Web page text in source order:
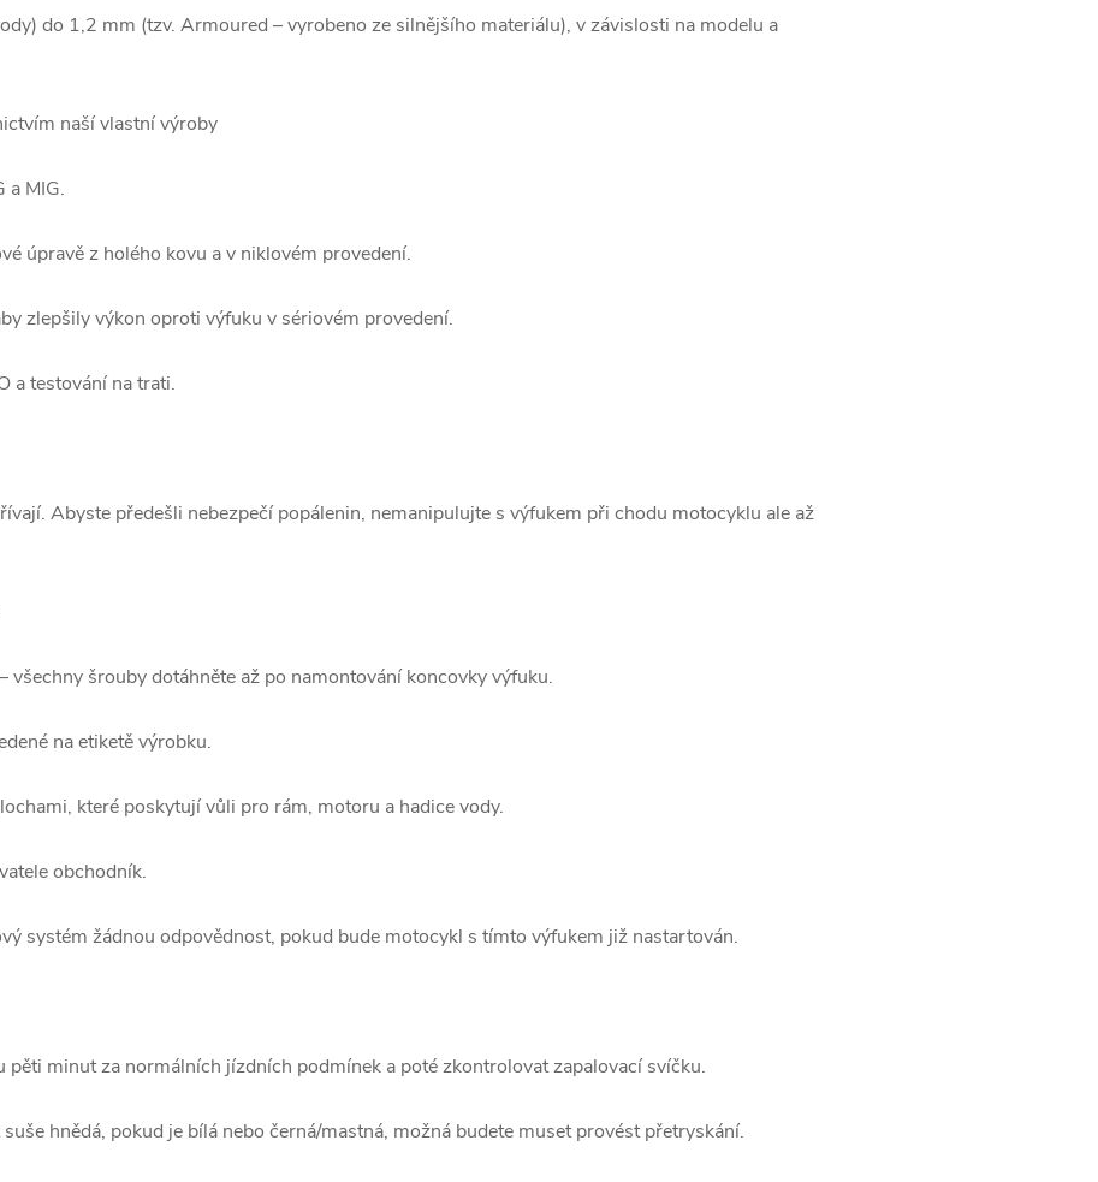
do 1,2 mm (tzv. Armoured – vyrobeno ze silnějšího materiálu), v závislosti na modelu a
naší vlastní výroby
a MIG.
úpravě z holého kovu a v niklovém provedení.
zlepšily výkon oproti výfuku v sériovém provedení.
a testování na trati.
Abyste předešli nebezpečí popálenin, nemanipulujte s výfukem při chodu motocyklu ale až
šrouby dotáhněte až po namontování koncovky výfuku.
na etiketě výrobku.
které poskytují vůli pro rám, motoru a hadice vody.
obchodník.
systém žádnou odpovědnost, pokud bude motocykl s tímto výfukem již nastartován.
minut za normálních jízdních podmínek a poté zkontrolovat zapalovací svíčku.
hnědá, pokud je bílá nebo černá/mastná, možná budete muset provést přetryskání.